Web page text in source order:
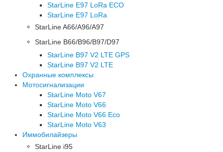
StarLine E97 LoRa ECO
StarLine E97 LoRa
StarLine A66/A96/A97
StarLine B66/B96/B97/D97
StarLine B97 V2 LTE GPS
StarLine B97 V2 LTE
Охранные комплексы
Мотосигнализации
StarLine Moto V67
StarLine Moto V66
StarLine Moto V66 Eco
StarLine Moto V63
Иммобилайзеры
StarLine i95